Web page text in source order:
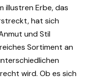
illustren Erbe, das
hat sich
und Stil
Sortiment an
wird. Ob es sich